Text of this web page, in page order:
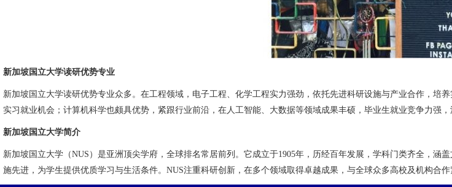
新加坡国立大学读研优势专业
新加坡国立大学读研优势专业众多。在工程领域，电子工程、化学工程实力强劲，依托先进科研设施与产业合作，
实习就业机会；计算机科学也颇具优势，紧跟行业前沿，在人工智能、大数据等领域成果丰硕，毕业生就业竞争力强，
新加坡国立大学简介
新加坡国立大学（NUS）是亚洲顶尖学府，全球排名常居前列。它成立于1905年，历经百年发展，学科门类齐全，
施先进，为学生提供优质学习与生活条件。NUS注重科研创新，在多个领域取得卓越成果，与全球众多高校及机构合